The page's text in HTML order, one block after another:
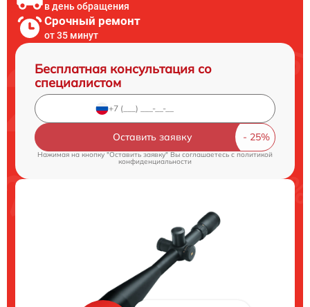
в день обращения
Срочный ремонт
от 35 минут
Бесплатная консультация со
специалистом
Оставить заявку
Нажимая на кнопку "Оставить заявку" Вы соглашаетесь cполитикой
конфиденциальности